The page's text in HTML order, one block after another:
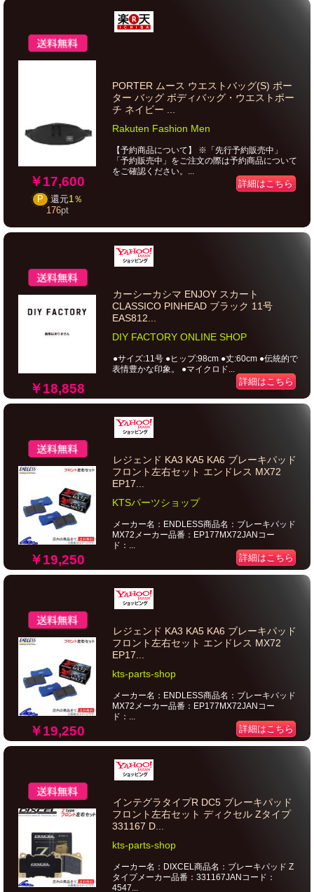
￥17,600
P 還元1％
176pt
PORTER ムース ウエストバッグ(S) ポー
ター バッグ ボディバッグ・ウエストポー
チ ネイビー ...
Rakuten Fashion Men
【予約商品について】 ※「先行予約販売中」
「予約販売中」をご注文の際は予約商品について
をご確認ください。...
詳細はこちら
￥18,858
カーシーカシマ ENJOY スカート
CLASSICO PINHEAD ブラック 11号
EAS812...
DIY FACTORY ONLINE SHOP
●サイズ:11号 ●ヒップ:98cm ●丈:60cm ●伝統的で
表情豊かな印象。 ●マイクロド...
詳細はこちら
￥19,250
レジェンド KA3 KA5 KA6 ブレーキパッド
フロント左右セット エンドレス MX72
EP17...
KTSパーツショップ
メーカー名：ENDLESS商品名：ブレーキパッド
MX72メーカー品番：EP177MX72JANコー
ド：...
詳細はこちら
￥19,250
レジェンド KA3 KA5 KA6 ブレーキパッド
フロント左右セット エンドレス MX72
EP17...
kts-parts-shop
メーカー名：ENDLESS商品名：ブレーキパッド
MX72メーカー品番：EP177MX72JANコー
ド：...
詳細はこちら
インテグラタイプR DC5 ブレーキパッド
フロント左右セット ディクセル Zタイプ
331167 D...
kts-parts-shop
メーカー名：DIXCEL商品名：ブレーキパッド Z
タイプメーカー品番：331167JANコード：
4547...